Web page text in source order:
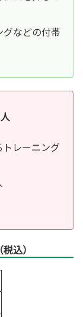
などの付帯
レーニング
込）